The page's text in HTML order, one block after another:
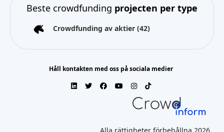
Beste crowdfunding projecten per type
Crowdfunding av aktier (42)
Håll kontakten med oss på sociala medier